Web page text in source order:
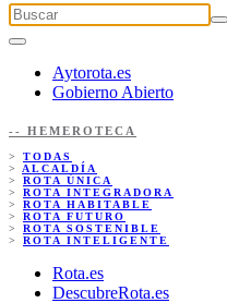
Aytorota.es
Gobierno Abierto
-- HEMEROTECA
> TODAS
> ALCALDÍA
> ROTA ÚNICA
> ROTA INTEGRADORA
> ROTA HABITABLE
> ROTA FUTURO
> ROTA SOSTENIBLE
> ROTA INTELIGENTE
Rota.es
DescubreRota.es